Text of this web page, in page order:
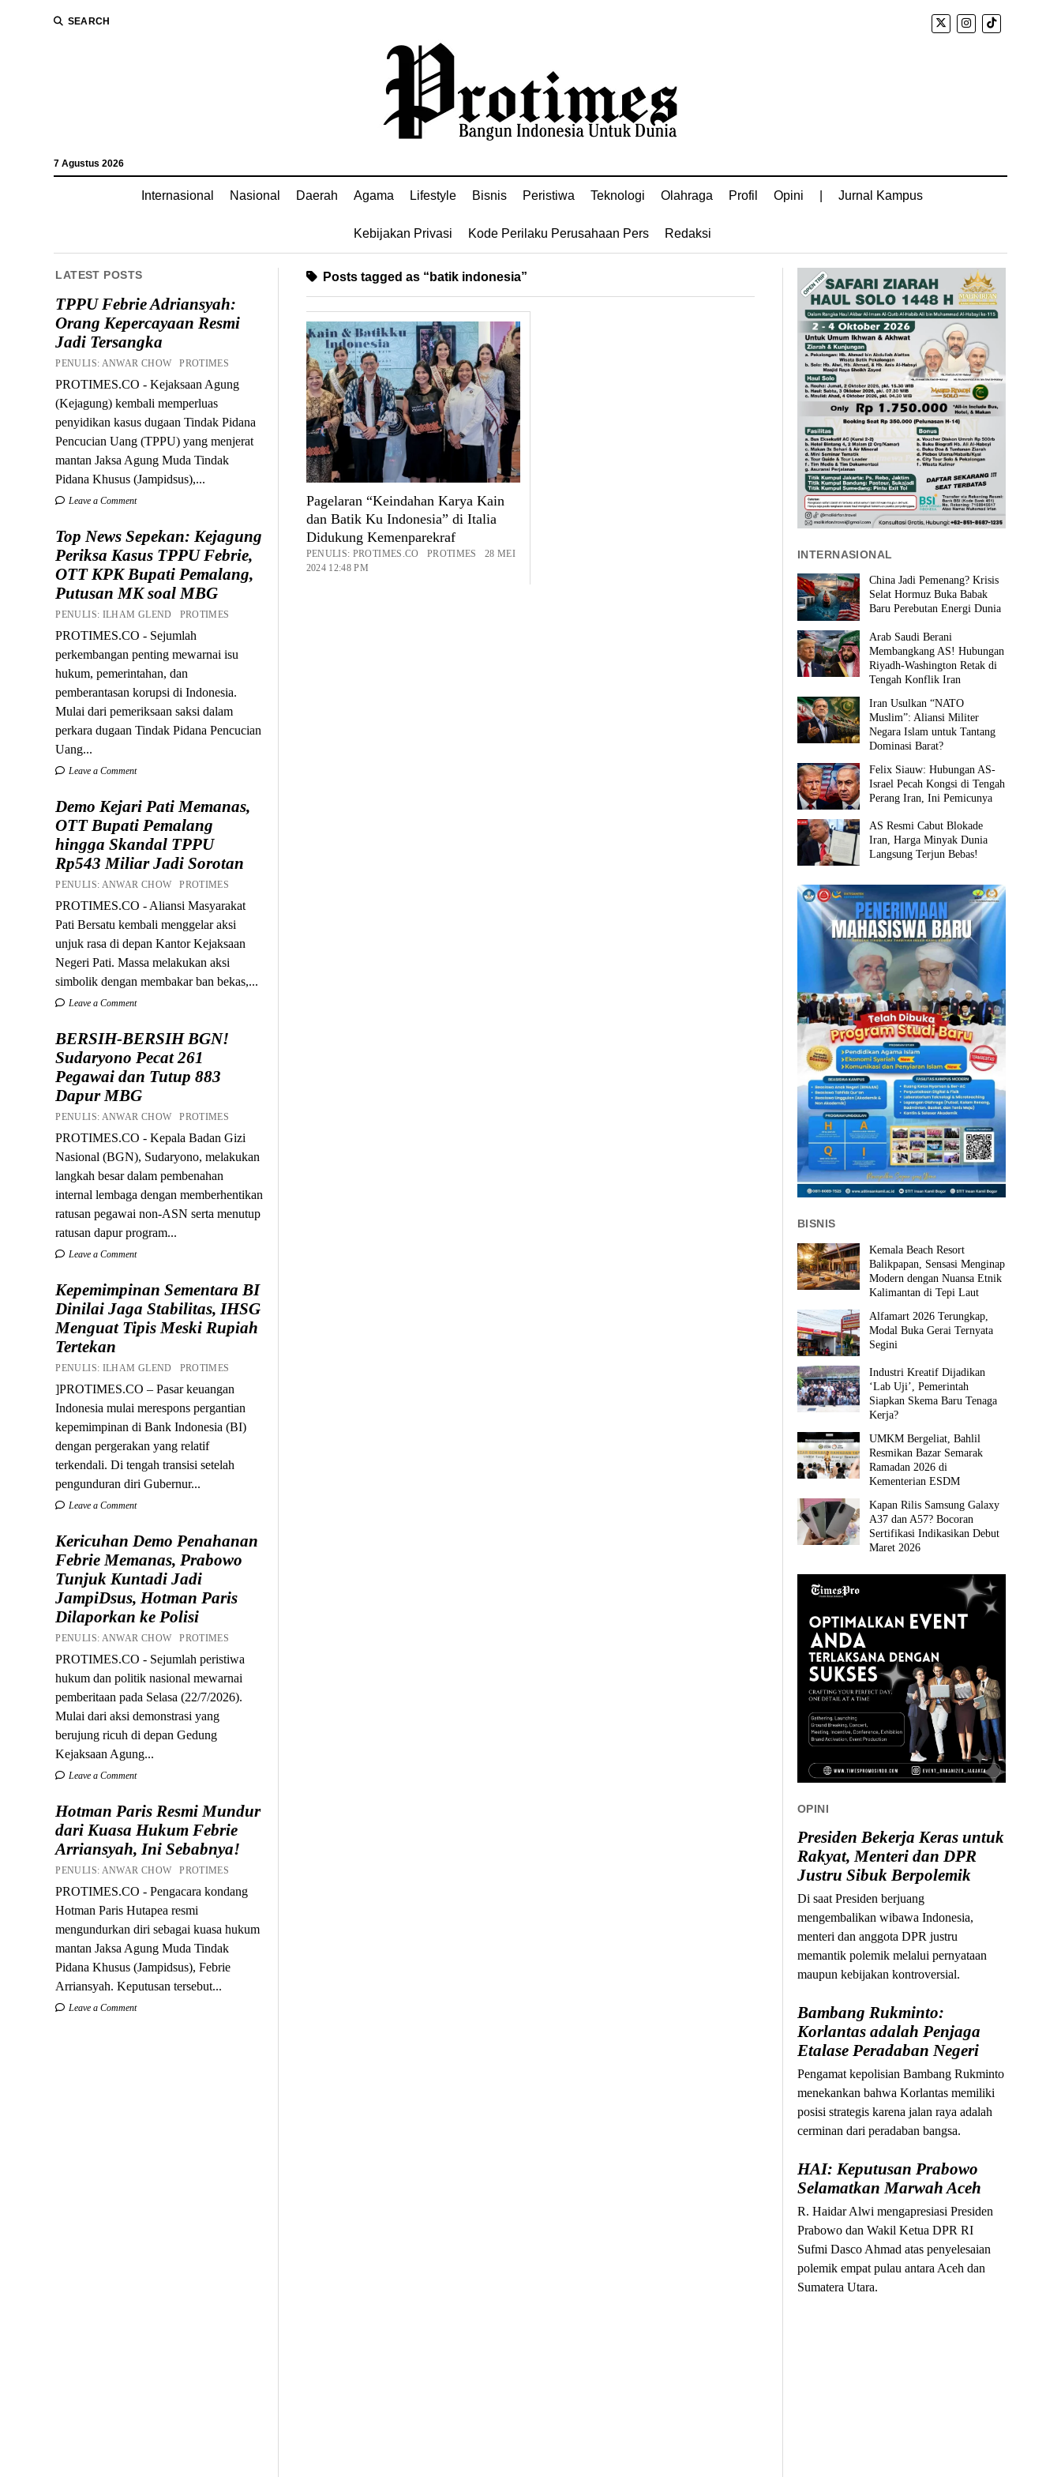
SEARCH
7 Agustus 2026
Internasional Nasional Daerah Agama Lifestyle Bisnis Peristiwa Teknologi Olahraga Profil Opini Jurnal Kampus
Kebijakan Privasi Kode Perilaku Perusahaan Pers Redaksi
LATEST POSTS
TPPU Febrie Adriansyah:
Orang Kepercayaan Resmi
Jadi Tersangka
PENULIS: ANWAR CHOW PROTIMES
PROTIMES.CO - Kejaksaan Agung
(Kejagung) kembali memperluas
penyidikan kasus dugaan Tindak Pidana
Pencucian Uang (TPPU) yang menjerat
mantan Jaksa Agung Muda Tindak
Pidana Khusus (Jampidsus),...
Leave a Comment
Top News Sepekan: Kejagung
Periksa Kasus TPPU Febrie,
OTT KPK Bupati Pemalang,
Putusan MK soal MBG
PENULIS: ILHAM GLEND PROTIMES
PROTIMES.CO - Sejumlah
perkembangan penting mewarnai isu
hukum, pemerintahan, dan
pemberantasan korupsi di Indonesia.
Mulai dari pemeriksaan saksi dalam
perkara dugaan Tindak Pidana Pencucian
Uang...
Leave a Comment
Demo Kejari Pati Memanas,
OTT Bupati Pemalang
hingga Skandal TPPU
Rp543 Miliar Jadi Sorotan
PENULIS: ANWAR CHOW PROTIMES
PROTIMES.CO - Aliansi Masyarakat
Pati Bersatu kembali menggelar aksi
unjuk rasa di depan Kantor Kejaksaan
Negeri Pati. Massa melakukan aksi
simbolik dengan membakar ban bekas,...
Leave a Comment
BERSIH-BERSIH BGN!
Sudaryono Pecat 261
Pegawai dan Tutup 883
Dapur MBG
PENULIS: ANWAR CHOW PROTIMES
PROTIMES.CO - Kepala Badan Gizi
Nasional (BGN), Sudaryono, melakukan
langkah besar dalam pembenahan
internal lembaga dengan memberhentikan
ratusan pegawai non-ASN serta menutup
ratusan dapur program...
Leave a Comment
Kepemimpinan Sementara BI
Dinilai Jaga Stabilitas, IHSG
Menguat Tipis Meski Rupiah
Tertekan
PENULIS: ILHAM GLEND PROTIMES
]PROTIMES.CO – Pasar keuangan
Indonesia mulai merespons pergantian
kepemimpinan di Bank Indonesia (BI)
dengan pergerakan yang relatif
terkendali. Di tengah transisi setelah
pengunduran diri Gubernur...
Leave a Comment
Kericuhan Demo Penahanan
Febrie Memanas, Prabowo
Tunjuk Kuntadi Jadi
JampiDsus, Hotman Paris
Dilaporkan ke Polisi
PENULIS: ANWAR CHOW PROTIMES
PROTIMES.CO - Sejumlah peristiwa
hukum dan politik nasional mewarnai
pemberitaan pada Selasa (22/7/2026).
Mulai dari aksi demonstrasi yang
berujung ricuh di depan Gedung
Kejaksaan Agung...
Leave a Comment
Hotman Paris Resmi Mundur
dari Kuasa Hukum Febrie
Arriansyah, Ini Sebabnya!
PENULIS: ANWAR CHOW PROTIMES
PROTIMES.CO - Pengacara kondang
Hotman Paris Hutapea resmi
mengundurkan diri sebagai kuasa hukum
mantan Jaksa Agung Muda Tindak
Pidana Khusus (Jampidsus), Febrie
Arriansyah. Keputusan tersebut...
Leave a Comment
Posts tagged as “batik indonesia”
Pagelaran “Keindahan Karya Kain
dan Batik Ku Indonesia” di Italia
Didukung Kemenparekraf
PENULIS: PROTIMES.CO PROTIMES 28 MEI
2024 12:48 PM
INTERNASIONAL
China Jadi Pemenang? Krisis
Selat Hormuz Buka Babak
Baru Perebutan Energi Dunia
Arab Saudi Berani
Membangkang AS! Hubungan
Riyadh-Washington Retak di
Tengah Konflik Iran
Iran Usulkan “NATO
Muslim”: Aliansi Militer
Negara Islam untuk Tantang
Dominasi Barat?
Felix Siauw: Hubungan AS-
Israel Pecah Kongsi di Tengah
Perang Iran, Ini Pemicunya
AS Resmi Cabut Blokade
Iran, Harga Minyak Dunia
Langsung Terjun Bebas!
BISNIS
Kemala Beach Resort
Balikpapan, Sensasi Menginap
Modern dengan Nuansa Etnik
Kalimantan di Tepi Laut
Alfamart 2026 Terungkap,
Modal Buka Gerai Ternyata
Segini
Industri Kreatif Dijadikan
‘Lab Uji’, Pemerintah
Siapkan Skema Baru Tenaga
Kerja?
UMKM Bergeliat, Bahlil
Resmikan Bazar Semarak
Ramadan 2026 di
Kementerian ESDM
Kapan Rilis Samsung Galaxy
A37 dan A57? Bocoran
Sertifikasi Indikasikan Debut
Maret 2026
OPINI
Presiden Bekerja Keras untuk
Rakyat, Menteri dan DPR
Justru Sibuk Berpolemik
Di saat Presiden berjuang
mengembalikan wibawa Indonesia,
menteri dan anggota DPR justru
memantik polemik melalui pernyataan
maupun kebijakan kontroversial.
Bambang Rukminto:
Korlantas adalah Penjaga
Etalase Peradaban Negeri
Pengamat kepolisian Bambang Rukminto
menekankan bahwa Korlantas memiliki
posisi strategis karena jalan raya adalah
cerminan dari peradaban bangsa.
HAI: Keputusan Prabowo
Selamatkan Marwah Aceh
R. Haidar Alwi mengapresiasi Presiden
Prabowo dan Wakil Ketua DPR RI
Sufmi Dasco Ahmad atas penyelesaian
polemik empat pulau antara Aceh dan
Sumatera Utara.